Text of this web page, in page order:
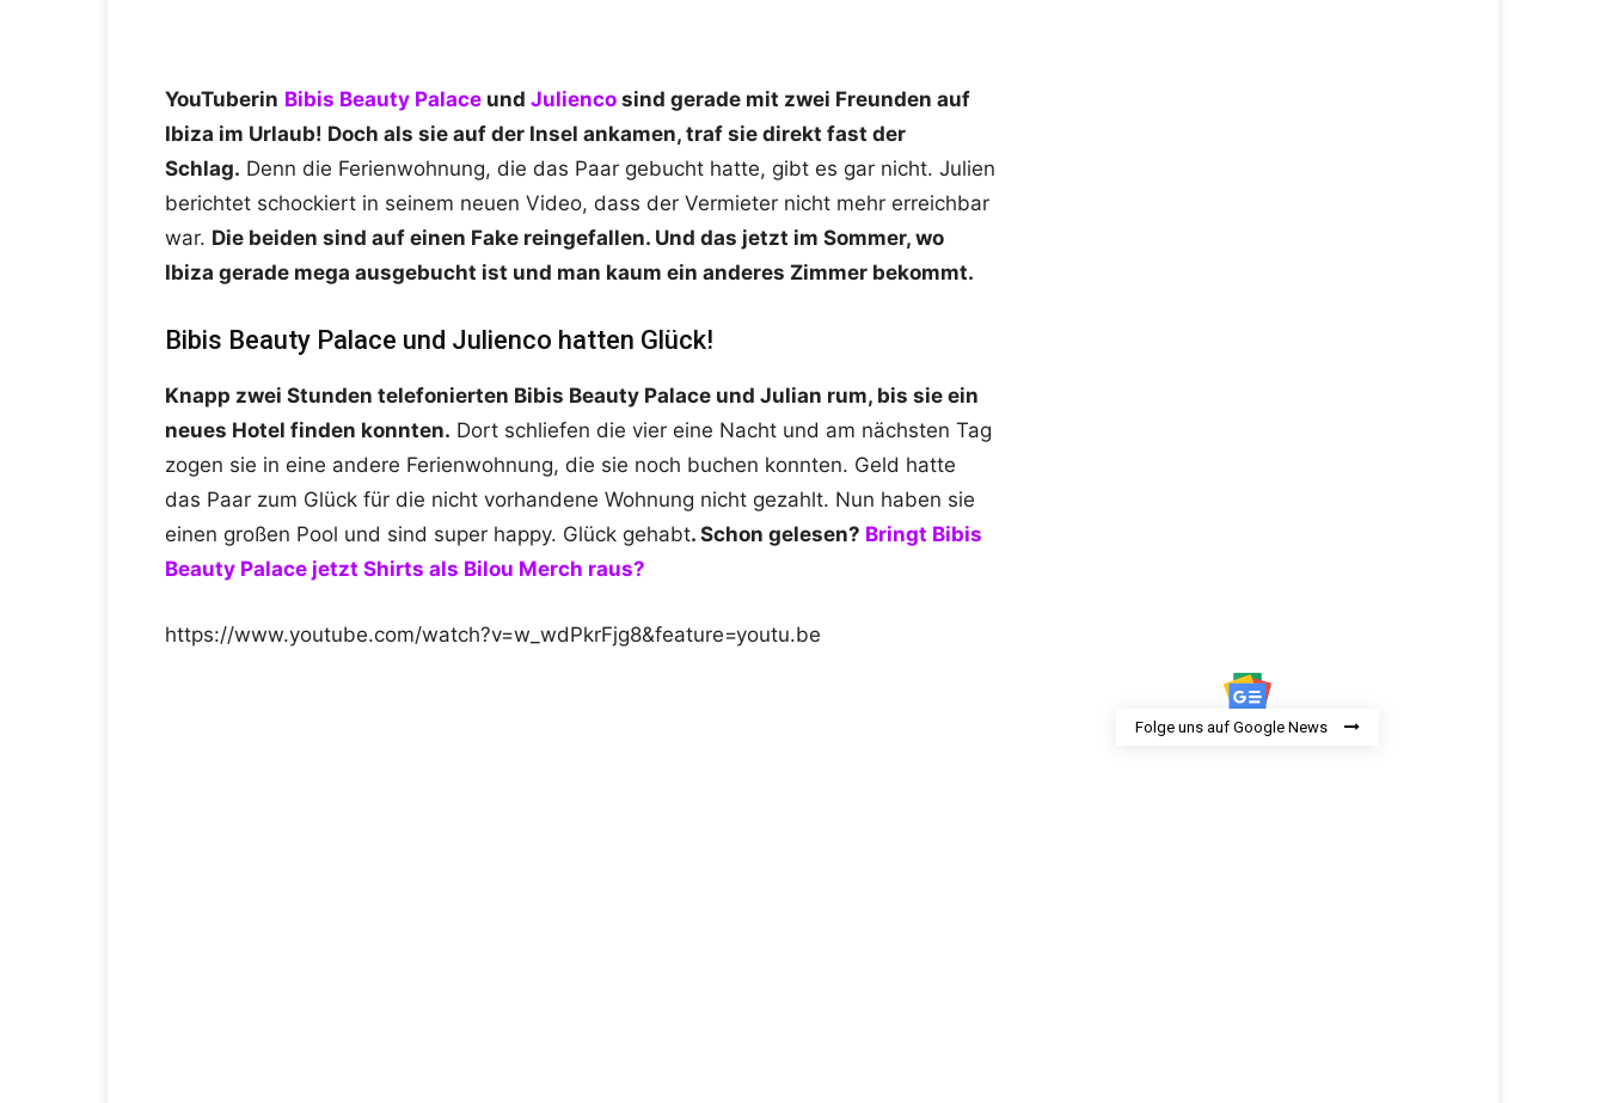
YouTuberin Bibis Beauty Palace und Julienco sind gerade mit zwei Freunden auf
Ibiza im Urlaub! Doch als sie auf der Insel ankamen, traf sie direkt fast der
Schlag. Denn die Ferienwohnung, die das Paar gebucht hatte, gibt es gar nicht. Julien
berichtet schockiert in seinem neuen Video, dass der Vermieter nicht mehr erreichbar
war. Die beiden sind auf einen Fake reingefallen. Und das jetzt im Sommer, wo
Ibiza gerade mega ausgebucht ist und man kaum ein anderes Zimmer bekommt.
Bibis Beauty Palace und Julienco hatten Glück!
Knapp zwei Stunden telefonierten Bibis Beauty Palace und Julian rum, bis sie ein
neues Hotel finden konnten. Dort schliefen die vier eine Nacht und am nächsten Tag
zogen sie in eine andere Ferienwohnung, die sie noch buchen konnten. Geld hatte
das Paar zum Glück für die nicht vorhandene Wohnung nicht gezahlt. Nun haben sie
einen großen Pool und sind super happy. Glück gehabt. Schon gelesen? Bringt Bibis
Beauty Palace jetzt Shirts als Bilou Merch raus?
https://www.youtube.com/watch?v=w_wdPkrFjg8&feature=youtu.be
Folge uns auf Google News